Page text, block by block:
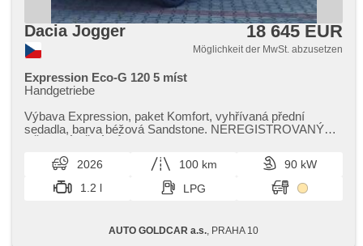
Dacia Jogger 18 645 EUR
Möglichkeit der MwSt. abzusetzen
Expression Eco-G 120 5 míst
Handgetriebe
Výbava Expression,​ paket Komfort,​ vyhřívaná přední
sedadla,​ barva béžová Sandstone. NEREGISTROVANÝ
2026 100 km
90 kW
1.2 l
LPG
AUTO GOLDCAR a.s. , PRAHA 10